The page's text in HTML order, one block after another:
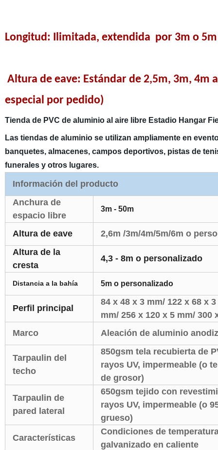
Longitud: Ilimitada, extendida por 3m o
Altura de eave: Estándar de 2,5m, 3m,
especial por pedido)
Tienda de PVC de aluminio al aire libre Estadio Hangar
Las tiendas de aluminio se utilizan ampliamente en
banquetes, almacenes, campos deportivos, pistas de
funerales y otros lugares.
Información del producto
Anchura de
espacio libre
3m - 50m
Altura de eave
2,6m /3m/4m/5m/6m o
Altura de la
cresta
4,3 - 8m o personalizado
Distancia a la bahía 5m o personalizado
Perfil principal
84 x 48 x 3 mm/ 122 x 68 x
mm/ 256 x 120 x 5 mm/ 300
Marco
Aleación de aluminio
Tarpaulin del
techo
850gsm tela recubierta de
rayos UV, impermeable (o
de grosor)
Tarpaulin de
pared lateral
650gsm tejido con
rayos UV, impermeable (o
grueso)
Características
Condiciones de
galvanizado en caliente